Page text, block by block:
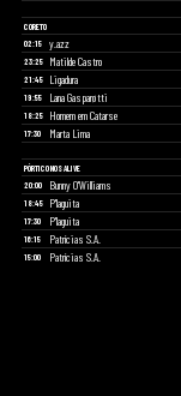
CORETO
02:15
y.azz
23:25 Matilde Castro
21:45 Ligadura
19:55 Lana Gasparøtti
18:25 Homem em Catarse
17:30 Marta Lima
PÓRTICO NOS ALIVE
20:00
Bunny O'Williams
18:45 P'laguita
17:30 P'laguita
16:15 Patrícias S.A.
15:00 Patrícias S.A.